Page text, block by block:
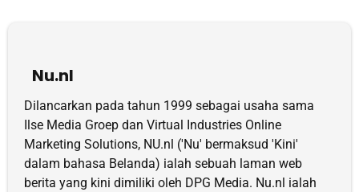
Nu.nl
Dilancarkan pada tahun 1999 sebagai usaha sama
Ilse Media Groep dan Virtual Industries Online
Marketing Solutions, NU.nl ('Nu' bermaksud 'Kini'
dalam bahasa Belanda) ialah sebuah laman web
berita yang kini dimiliki oleh DPG Media. Nu.nl ialah